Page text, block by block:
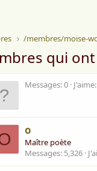
/membres/moise-
qui
Messages 0 J'aime
o
Maître poète
Messages 5,326